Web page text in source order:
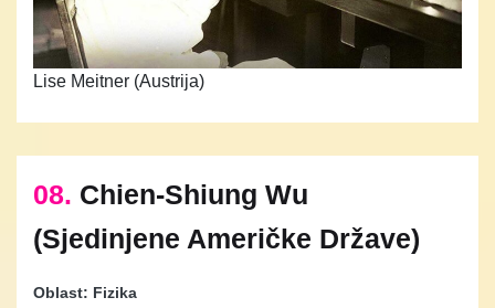
Lise Meitner (Austrija)
08. Chien-Shiung Wu
(Sjedinjene Američke Države)
Oblast: Fizika